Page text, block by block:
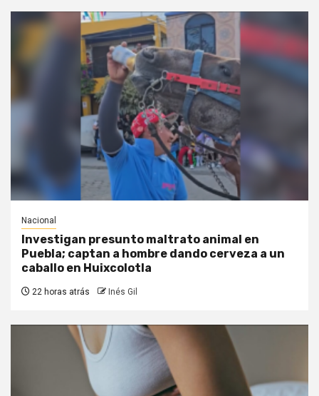
Nacional
Investigan presunto maltrato animal en
Puebla; captan a hombre dando cerveza a un
caballo en Huixcolotla
22 horas atrás Inés Gil